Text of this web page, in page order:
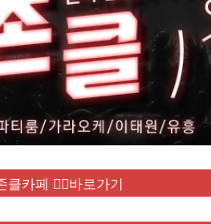
클카페 ❤️‍🔥바로가기